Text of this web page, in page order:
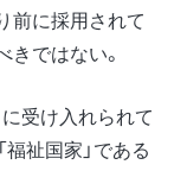
前に採用されて
ではない。
受け入れられて
福祉国家」である